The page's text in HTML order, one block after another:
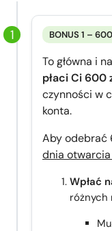
BONUS 1 –
To główna i
płaci Ci 600
czynności w
konta.
Aby odebrać
dnia
Wpłać
różnych